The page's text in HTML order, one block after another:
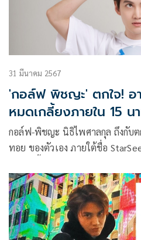
31 มีนาคม 2567
'กอล์ฟ พิชญะ' ตกใจ! อ
หมดเกลี้ยงภายใน 15 น
กอล์ฟ-พิชญะ นิธิไพศาลกุล ถึงกับตกใจหลังจากออกแบบอาร์ต
ทอย ของตัวเอง ภายใต้ชื่อ
บันดาลใจจากความชอบในเรื่องร
นำมาออกแบบเป็นน้องเอเลี่ยนน้
ที่มีหน้าตาน่ารัก แต่มีร่างมนุษย์น
ใสครอบเอาไว้